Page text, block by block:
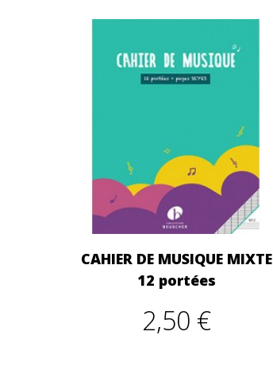
CAHIER DE MUSIQUE MIXTE
12 portées
2,50 €